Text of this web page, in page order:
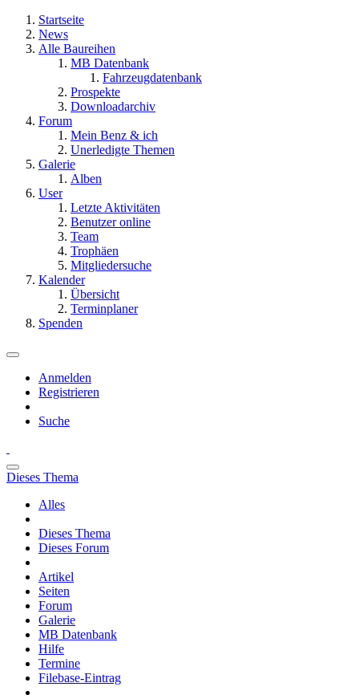
Startseite
News
Alle Baureihen
MB Datenbank
Fahrzeugdatenbank
Prospekte
Downloadarchiv
Forum
Mein Benz & ich
Unerledigte Themen
Galerie
Alben
User
Letzte Aktivitäten
Benutzer online
Team
Trophäen
Mitgliedersuche
Kalender
Übersicht
Terminplaner
Spenden
Anmelden
Registrieren
Suche
Dieses Thema
Alles
Dieses Thema
Dieses Forum
Artikel
Seiten
Forum
Galerie
MB Datenbank
Hilfe
Termine
Filebase-Eintrag